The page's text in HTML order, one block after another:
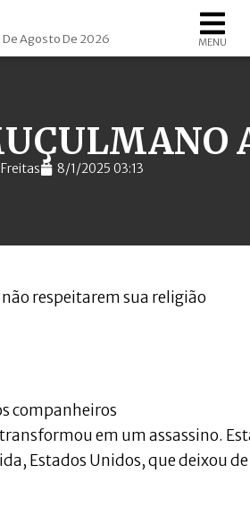
De Agosto De 2026 MENU
8/1/2025 03:13
respeitarem sua religião
em um assassino.
Estados Unidos, que deixou de